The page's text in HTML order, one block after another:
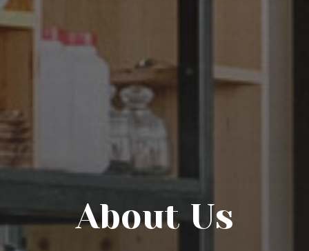
About Us​